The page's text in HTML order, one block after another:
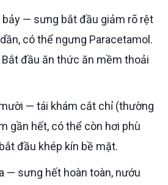
có thể ngưng Paracetamol.
đầu ăn thức ăn mềm thoải
gần hết, có thể còn hơi phù
đầu khép kín bề mặt.